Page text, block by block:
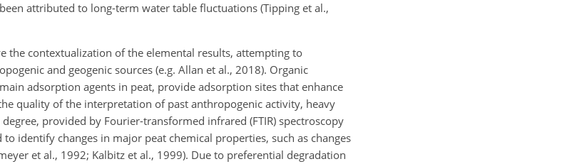
attributed to long-term water table fluctuations (Tipping et al.,
the contextualization of the elemental results, attempting to
and geogenic sources (e.g. Allan et al., 2018). Organic
adsorption agents in peat, provide adsorption sites that enhance
quality of the interpretation of past anthropogenic activity, heavy
provided by Fourier-transformed infrared (FTIR) spectroscopy
to identify changes in major peat chemical properties, such as changes
et al., 1992; Kalbitz et al., 1999). Due to preferential degradation